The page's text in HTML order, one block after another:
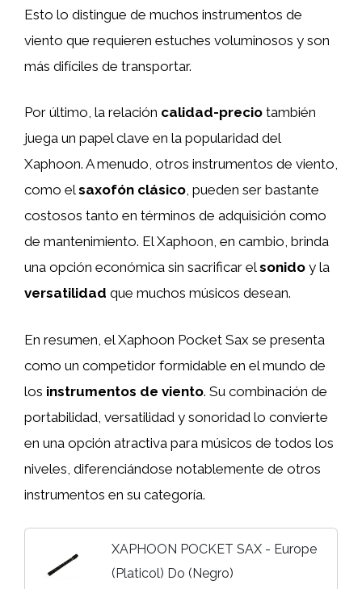
Esto lo distingue de muchos instrumentos de
viento que requieren estuches voluminosos y son
más difíciles de transportar.
Por último, la relación calidad-precio también
juega un papel clave en la popularidad del
Xaphoon. A menudo, otros instrumentos de viento,
como elsaxofón clásico, pueden ser bastante
costosos tanto en términos de adquisición como
de mantenimiento. El Xaphoon, en cambio, brinda
una opción económica sin sacrificar elsonido y la
versatilidad que muchos músicos desean.
En resumen, el Xaphoon Pocket Sax se presenta
como un competidor formidable en el mundo de
los instrumentos de viento. Su combinación de
portabilidad, versatilidad y sonoridad lo convierte
en una opción atractiva para músicos de todos los
niveles, diferenciándose notablemente de otros
instrumentos en su categoría.
XAPHOON POCKET SAX - Europe
(Platicol) Do (Negro)